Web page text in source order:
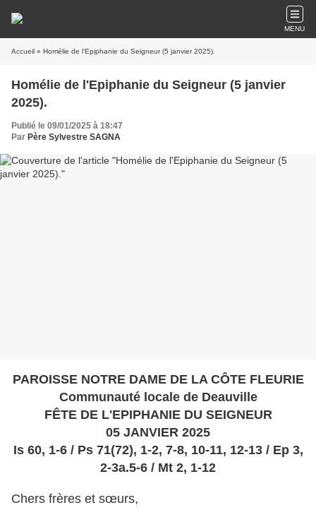
MENU
Accueil » Homélie de l'Epiphanie du Seigneur (5 janvier 2025).
Homélie de l'Epiphanie du Seigneur (5 janvier
2025).
Publié le 09/01/2025 à 18:47
Par Père Sylvestre SAGNA
PAROISSE NOTRE DAME DE LA CÔTE FLEURIE
Communauté locale de Deauville
FÊTE DE L'EPIPHANIE DU SEIGNEUR
05 JANVIER 2025
Is 60, 1-6 / Ps 71(72), 1-2, 7-8, 10-11, 12-13 / Ep 3,
2-3a.5-6 / Mt 2, 1-12
Chers frères et sœurs,